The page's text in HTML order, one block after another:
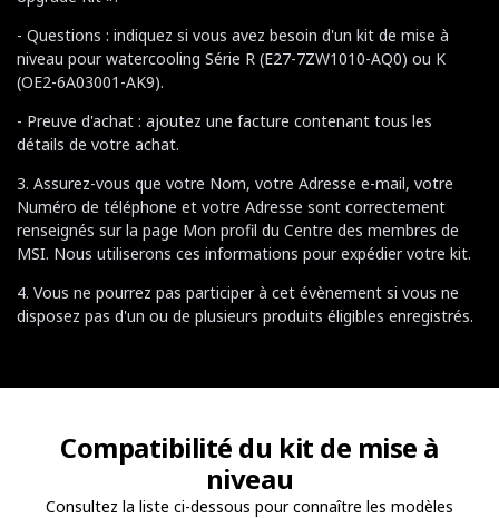
- Questions : indiquez si vous avez besoin d'un kit de mise à
niveau pour watercooling Série R (E27-7ZW1010-AQ0) ou K
(OE2-6A03001-AK9).
- Preuve d'achat : ajoutez une facture contenant tous les
détails de votre achat.
3. Assurez-vous que votre Nom, votre Adresse e-mail, votre
Numéro de téléphone et votre Adresse sont correctement
renseignés sur la page Mon profil du Centre des membres de
MSI. Nous utiliserons ces informations pour expédier votre kit.
4. Vous ne pourrez pas participer à cet évènement si vous ne
disposez pas d'un ou de plusieurs produits éligibles enregistrés.
Compatibilité du kit de mise à
niveau
Consultez la liste ci-dessous pour connaître les modèles